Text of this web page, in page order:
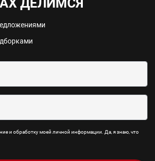
ДЕЛИМСЯ
и обработку моей личной информации. Да, я знаю, что